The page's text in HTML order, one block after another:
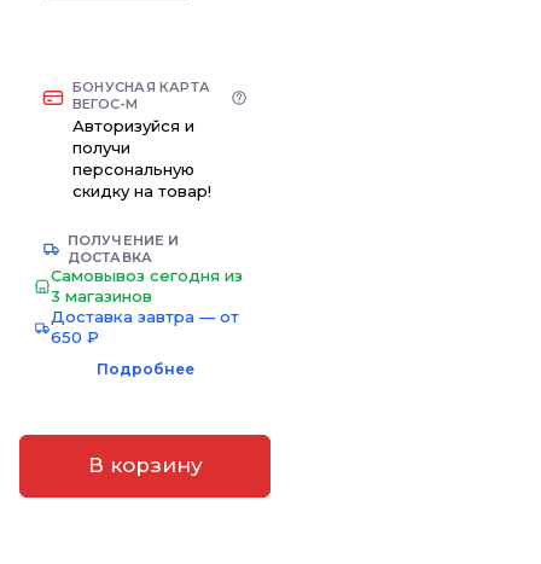
БОНУСНАЯ КАРТА
ВЕГОС-М
Авторизуйся и
получи
персональную
скидку на товар!
ПОЛУЧЕНИЕ И
ДОСТАВКА
Самовывоз сегодня из
3 магазинов
Доставка завтра — от
650 ₽
Подробнее
В корзину